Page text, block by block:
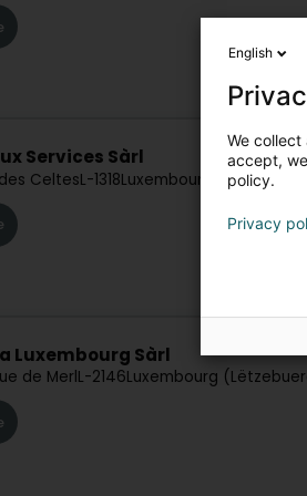
Services Sàrl
CeltesL-1318Luxembourg (Lëtzebuerg)
Luxembourg Sàrl
de MerlL-2146Luxembourg
English
We
accept,
policy.
Privacy